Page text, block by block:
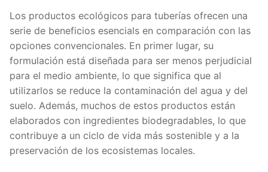
Los productos ecológicos para tuberías ofrecen una
serie de beneficios esencials en comparación con las
opciones convencionales. En primer lugar, su
formulación está diseñada para ser menos perjudicial
para el medio ambiente, lo que significa que al
utilizarlos se reduce la contaminación del agua y del
suelo. Además, muchos de estos productos están
elaborados con ingredientes biodegradables, lo que
contribuye a un ciclo de vida más sostenible y a la
preservación de los ecosistemas locales.